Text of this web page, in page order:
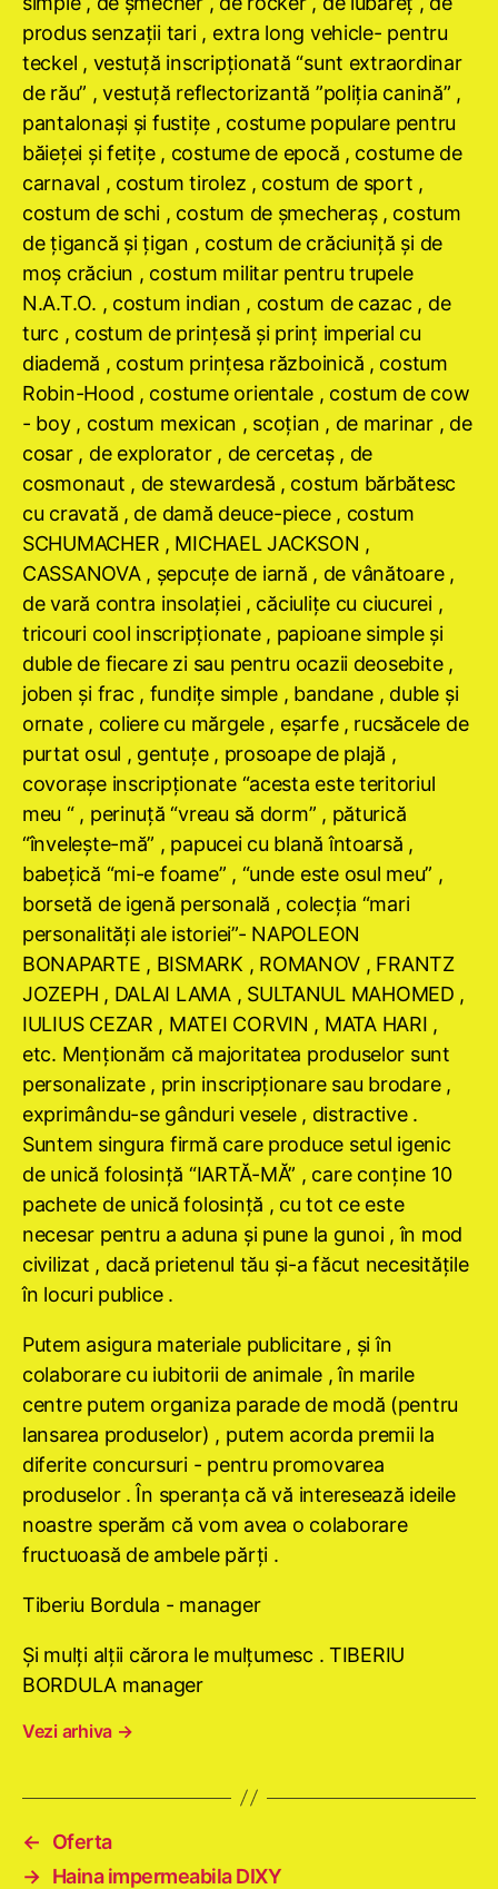
produs senzaţii tari , extra long vehicle- pentru
teckel , vestuţă inscripţionată “sunt extraordinar
de rău” , vestuţă reflectorizantă ”poliţia canină” ,
pantalonaşi şi fustiţe , costume populare pentru
băieţei şi fetiţe , costume de epocă , costume de
carnaval , costum tirolez , costum de sport ,
costum de schi , costum de şmecheraş , costum
de ţigancă şi ţigan , costum de crăciuniţă şi de
moş crăciun , costum militar pentru trupele
N.A.T.O. , costum indian , costum de cazac , de
turc , costum de prinţesă şi prinţ imperial cu
diademă , costum prinţesa războinică , costum
Robin-Hood , costume orientale , costum de cow
- boy , costum mexican , scoţian , de marinar , de
cosar , de explorator , de cercetaş , de
cosmonaut , de stewardesă , costum bărbătesc
cu cravată , de damă deuce-piece , costum
SCHUMACHER , MICHAEL JACKSON ,
CASSANOVA , şepcuţe de iarnă , de vânătoare ,
de vară contra insolaţiei , căciuliţe cu ciucurei ,
tricouri cool inscripţionate , papioane simple şi
duble de fiecare zi sau pentru ocazii deosebite ,
joben şi frac , fundiţe simple , bandane , duble şi
ornate , coliere cu mărgele , eşarfe , rucsăcele de
purtat osul , gentuţe , prosoape de plajă ,
covoraşe inscripţionate “acesta este teritoriul
meu “ , perinuţă “vreau să dorm” , păturică
“înveleşte-mă” , papucei cu blană întoarsă ,
babeţică “mi-e foame” , “unde este osul meu” ,
borsetă de igenă personală , colecţia “mari
personalităţi ale istoriei”- NAPOLEON
BONAPARTE , BISMARK , ROMANOV , FRANTZ
JOZEPH , DALAI LAMA , SULTANUL MAHOMED ,
IULIUS CEZAR , MATEI CORVIN , MATA HARI ,
etc. Menţionăm că majoritatea produselor sunt
personalizate , prin inscripţionare sau brodare ,
exprimându-se gânduri vesele , distractive .
Suntem singura firmă care produce setul igenic
de unică folosinţă “IARTĂ-MĂ” , care conţine 10
pachete de unică folosinţă , cu tot ce este
necesar pentru a aduna şi pune la gunoi , în mod
civilizat , dacă prietenul tău şi-a făcut necesităţile
în locuri publice .
Putem asigura materiale publicitare , şi în
colaborare cu iubitorii de animale , în marile
centre putem organiza parade de modă (pentru
lansarea produselor) , putem acorda premii la
diferite concursuri - pentru promovarea
produselor . În speranţa că vă interesează ideile
noastre sperăm că vom avea o colaborare
fructuoasă de ambele părţi .
Tiberiu Bordula - manager
Şi mulţi alţii cărora le mulţumesc . TIBERIU
BORDULA manager
Vezi arhiva →
←
Oferta
→ Haina impermeabila DIXY